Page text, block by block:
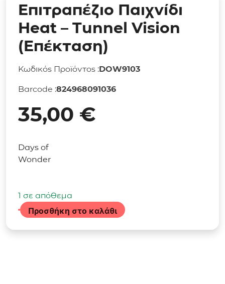
Επιτραπέζιο Παιχνίδι
Heat – Tunnel Vision
(Επέκταση)
Κωδικός Προϊόντος :DOW9103
Barcode :824968091036
35,00 €
Days of
Wonder
1 σε απόθεμα
Επιτραπέζιο
Προσθήκη στο καλάθι